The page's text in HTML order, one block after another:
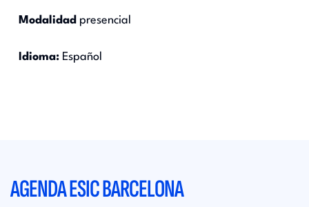
Modalidad presencial
Idioma: Español
AGENDA ESIC BARCELONA